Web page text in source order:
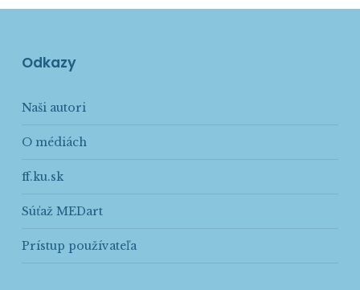
Odkazy
Naši autori
O médiách
ff.ku.sk
Súťaž MEDart
Prístup používateľa